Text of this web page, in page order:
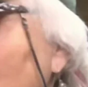
available